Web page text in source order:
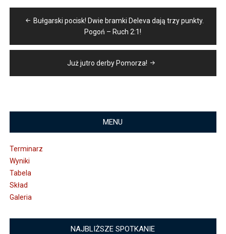
Nawigacja
Bułgarski pocisk! Dwie bramki Deleva dają trzy punkty.
Pogoń – Ruch 2:1!
Już jutro derby Pomorza!
MENU
Terminarz
Wyniki
Tabela
Skład
Galeria
NAJBLIŻSZE SPOTKANIE